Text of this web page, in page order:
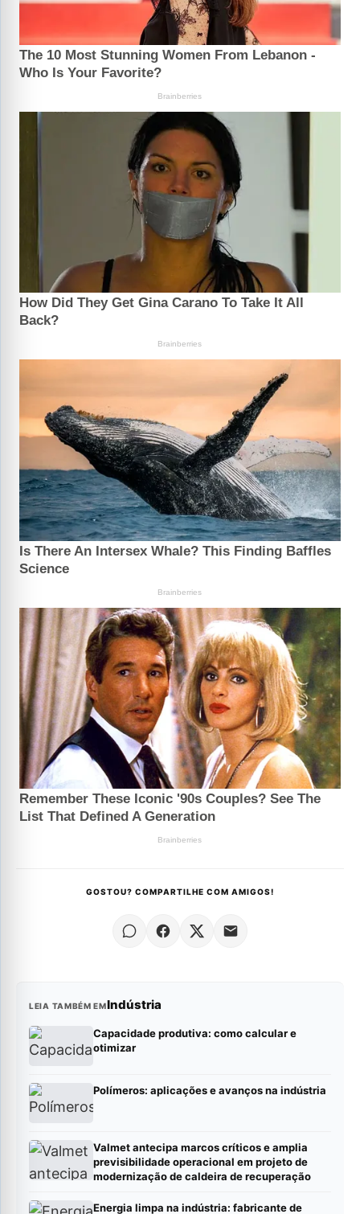
GOSTOU? COMPARTILHE COM AMIGOS!
LEIA TAMBÉM EMIndústria
Capacidade produtiva: como calcular e
otimizar
Polímeros: aplicações e avanços na indústria
Valmet antecipa marcos críticos e amplia
previsibilidade operacional em projeto de
modernização de caldeira de recuperação
Energia limpa na indústria: fabricante de